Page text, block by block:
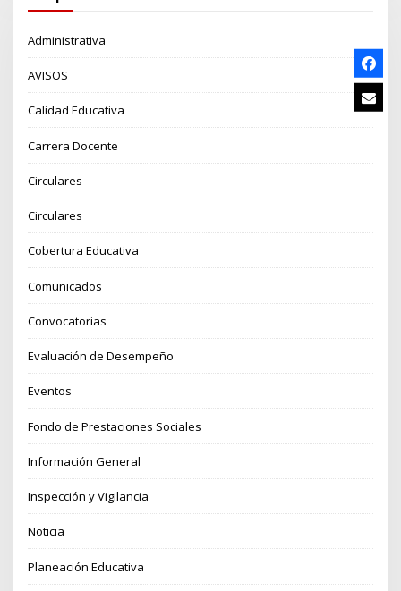
Administrativa
AVISOS
Calidad Educativa
Carrera Docente
Circulares
Circulares
Cobertura Educativa
Comunicados
Convocatorias
Evaluación de Desempeño
Eventos
Fondo de Prestaciones Sociales
Información General
Inspección y Vigilancia
Noticia
Planeación Educativa